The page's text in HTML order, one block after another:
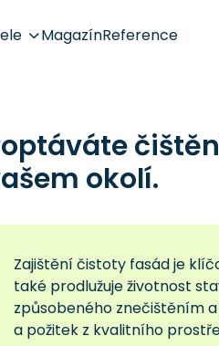
MagazínReference
okolí.
Zajištění čistoty fasád je
také prodlužuje životnost
způsobeného znečištěním
a požitek z kvalitního